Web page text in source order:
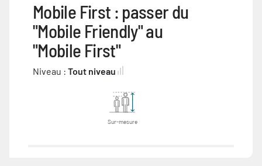
Mobile First : passer du
"Mobile Friendly" au
"Mobile First"
Niveau : Tout niveau
Sur-mesure